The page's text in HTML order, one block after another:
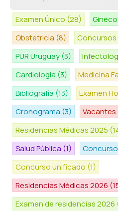
Examen Único (28)
Obstetricia (8) Concursos
PUR Uruguay (3)
Cardiología (3) Medicina
Bibliografía (13) Examen
Cronograma (3) Vacantes
Residencias Médicas 2025
Salud Pública (1) Concurso
Concurso unificado (1)
Residencias Médicas 2026
Examen de residencias 2026